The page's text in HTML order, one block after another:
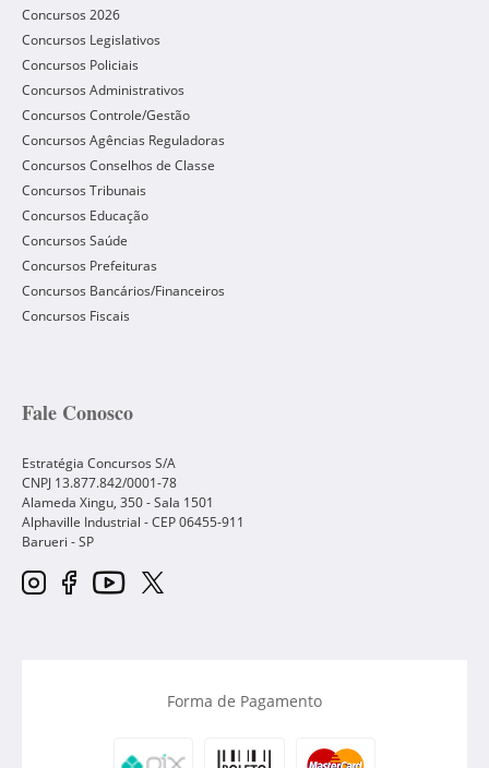
Concursos 2026
Concursos Legislativos
Concursos Policiais
Concursos Administrativos
Concursos Controle/Gestão
Concursos Agências Reguladoras
Concursos Conselhos de Classe
Concursos Tribunais
Concursos Educação
Concursos Saúde
Concursos Prefeituras
Concursos Bancários/Financeiros
Concursos Fiscais
Fale Conosco
Estratégia Concursos S/A
CNPJ 13.877.842/0001-78
Alameda Xingu, 350 - Sala 1501
Alphaville Industrial - CEP06455-911
Barueri -SP
Forma de Pagamento